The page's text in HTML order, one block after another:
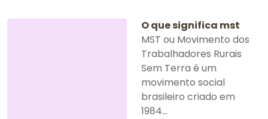
O que significa mst
MST ou Movimento dos
Trabalhadores Rurais
Sem Terra é um
movimento social
brasileiro criado em
1984...